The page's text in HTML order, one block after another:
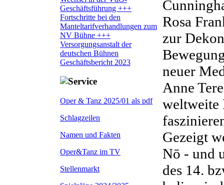
Geschäftsführung +++
Fortschritte bei den
Manteltarifverhandlungen zum
NV Bühne +++
Versorgungsanstalt der
deutschen Bühnen
Geschäftsbericht 2023
Oper & Tanz 2025/01 als pdf
Schlagzeilen
Namen und Fakten
Oper&Tanz im TV
Stellenmarkt
Rosa
zur
neuer
Anne
weltweite
Gezeigt
Nō - und
des 14.